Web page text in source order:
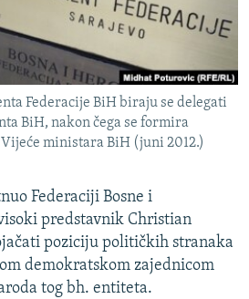
2024.Federacije BiH biraju se delegati
BiH, nakon čega se formira
ministara BiH (juni 2012.)
Federaciji Bosne i
predstavnik Christian
poziciju političkih stranaka
demokratskom zajednicom
tog bh. entiteta.